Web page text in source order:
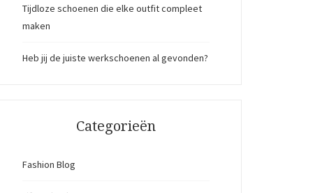
Tijdloze schoenen die elke outfit compleet
maken
Heb jij de juiste werkschoenen al gevonden?
Categorieën
Fashion Blog